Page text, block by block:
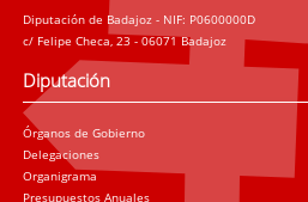
Diputación de Badajoz - NIF: P0600000D
c/ Felipe Checa, 23 - 06071 Badajoz
Diputación
Órganos de Gobierno
Delegaciones
Organigrama
Presupuestos Anuales